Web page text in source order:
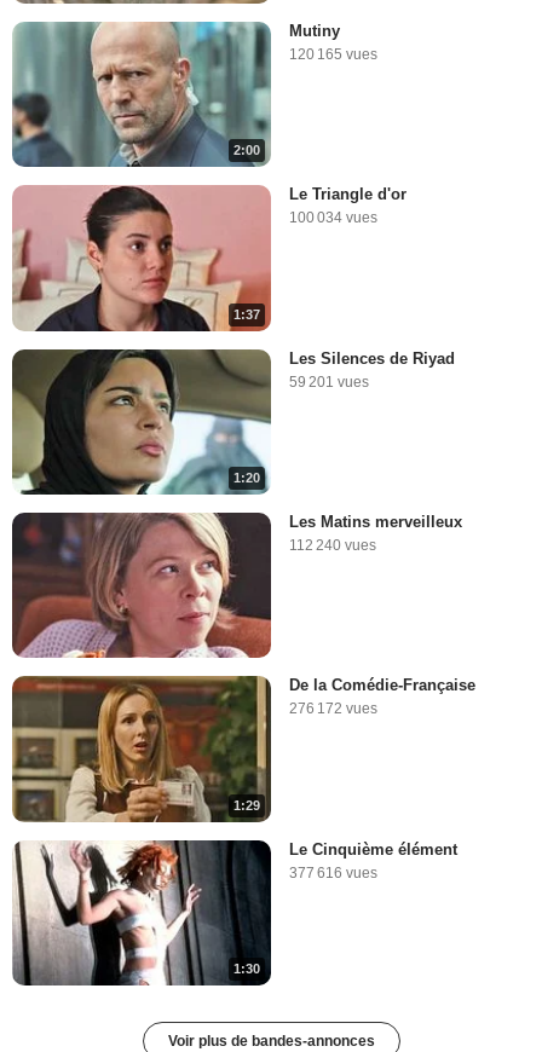
2:00
Mutiny
120 165 vues
1:37
Le Triangle d'or
100 034 vues
1:20
Les Silences de Riyad
59 201 vues
Les Matins merveilleux
112 240 vues
1:29
De la Comédie-Française
276 172 vues
1:30
Le Cinquième élément
377 616 vues
Voir plus de bandes-annonces